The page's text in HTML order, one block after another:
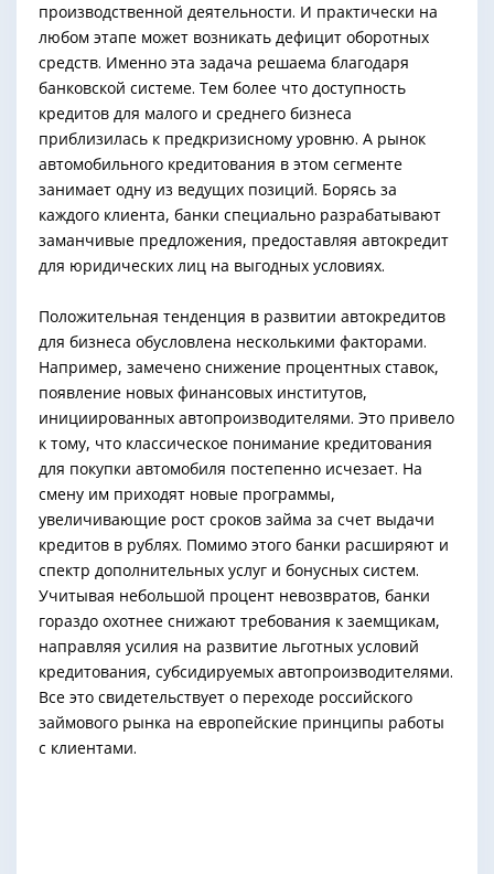
производственной деятельности. И практически на
любом этапе может возникать дефицит оборотных
средств. Именно эта задача решаема благодаря
банковской системе. Тем более что доступность
кредитов для малого и среднего бизнеса
приблизилась к предкризисному уровню. А рынок
автомобильного кредитования в этом сегменте
занимает одну из ведущих позиций. Борясь за
каждого клиента, банки специально разрабатывают
заманчивые предложения, предоставляя автокредит
для юридических лиц на выгодных условиях.
Положительная тенденция в развитии автокредитов
для бизнеса обусловлена несколькими факторами.
Например, замечено снижение процентных ставок,
появление новых финансовых институтов,
инициированных автопроизводителями. Это привело
к тому, что классическое понимание кредитования
для покупки автомобиля постепенно исчезает. На
смену им приходят новые программы,
увеличивающие рост сроков займа за счет выдачи
кредитов в рублях. Помимо этого банки расширяют и
спектр дополнительных услуг и бонусных систем.
Учитывая небольшой процент невозвратов, банки
гораздо охотнее снижают требования к заемщикам,
направляя усилия на развитие льготных условий
кредитования, субсидируемых автопроизводителями.
Все это свидетельствует о переходе российского
займового рынка на европейские принципы работы
с клиентами.